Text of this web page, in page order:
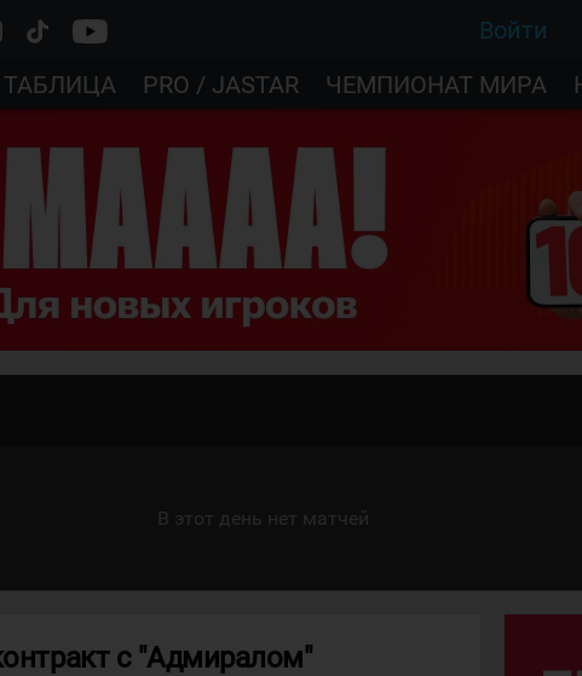
Войти
PRO / JASTAR ЧЕМПИОНАТ МИРА
В этот день нет матчей
с "Адмиралом"